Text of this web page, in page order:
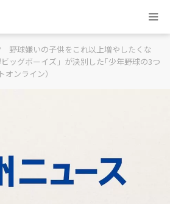
野球嫌いの子供をこれ以上増やしたくな
ッグボーイズ」が決別した｢少年野球の3つ
ンライン）